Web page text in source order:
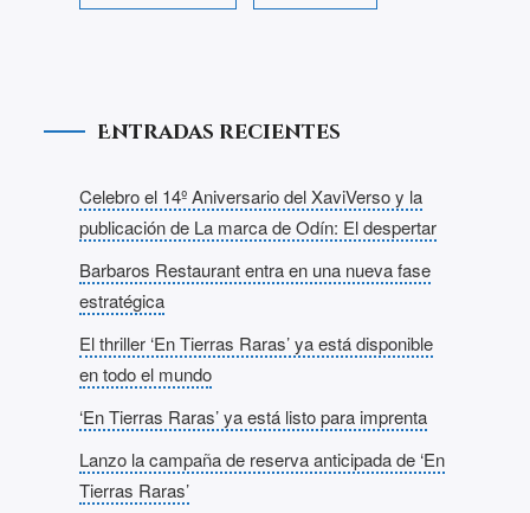
Entradas recientes
Celebro el 14º Aniversario del XaviVerso y la
publicación de La marca de Odín: El despertar
Barbaros Restaurant entra en una nueva fase
estratégica
El thriller ‘En Tierras Raras’ ya está disponible
en todo el mundo
‘En Tierras Raras’ ya está listo para imprenta
Lanzo la campaña de reserva anticipada de ‘En
Tierras Raras’